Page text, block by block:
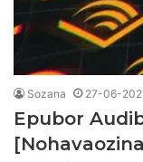
Sozana 27-06-
Epubor